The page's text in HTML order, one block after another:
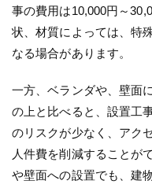
事の費用は10,000円～
状、材質によっては、特
なる場合があります。
一方、ベランダや、壁面
の上と比べると、設置工
のリスクが少なく、アク
人件費を削減することが
や壁面への設置でも、建